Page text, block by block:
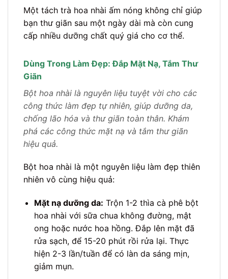
Một tách trà hoa nhài ấm nóng không chỉ giúp
bạn thư giãn sau một ngày dài mà còn cung
cấp nhiều dưỡng chất quý giá cho cơ thể.
Dùng Trong Làm Đẹp: Đắp Mặt Nạ, Tắm Thư
Giãn
Bột hoa nhài là nguyên liệu tuyệt vời cho các
công thức làm đẹp tự nhiên, giúp dưỡng da,
chống lão hóa và thư giãn toàn thân. Khám
phá các công thức mặt nạ và tắm thư giãn
hiệu quả.
Bột hoa nhài là một nguyên liệu làm đẹp thiên
nhiên vô cùng hiệu quả:
Mặt nạ dưỡng da: Trộn 1-2 thìa cà phê bột
hoa nhài với sữa chua không đường, mật
ong hoặc nước hoa hồng. Đắp lên mặt đã
rửa sạch, để 15-20 phút rồi rửa lại. Thực
hiện 2-3 lần/tuần để có làn da sáng mịn,
giảm mụn.